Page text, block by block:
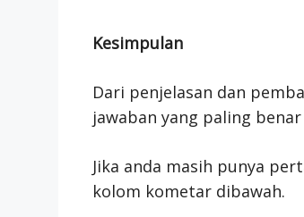
Kesimpulan
Dari penjelasan dan
jawaban yang paling
Jika anda masih punya
kolom kometar dibawah.